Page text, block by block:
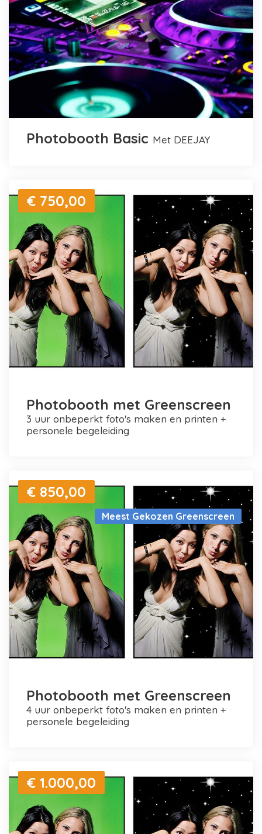
Photobooth Basic met DEEJAY
€ 750,00
Photobooth met Greenscreen
3 uur onbeperkt foto's maken en printen +
personele begeleiding
Meest Gekozen Greenscreen
€ 850,00
Photobooth met Greenscreen
4 uur onbeperkt foto's maken en printen +
personele begeleiding
€ 1.000,00